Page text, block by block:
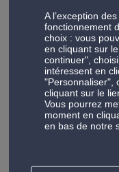
Découvrez notre
Découvrez notre
révèle notre
novatrices à la
engagement.
n'hésitez pas à nous
aussi qualitative.
A l’exception
fonctionnement
choix : vous
en cliquant sur
continuer",
intéressent en
"Personnaliser",
cliquant sur le
Vous pourrez
moment en
en bas de notre